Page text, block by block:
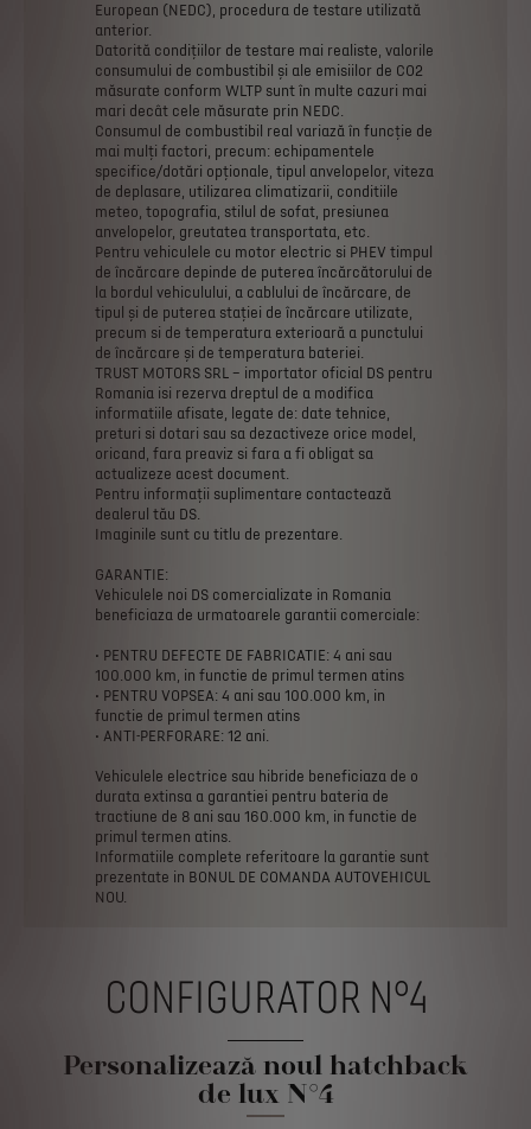
European (NEDC), procedura de testare utilizată
anterior.
Datorită condițiilor de testare mai realiste, valorile
consumului de combustibil și ale emisiilor de CO2
măsurate conform WLTP sunt în multe cazuri mai
mari decât cele măsurate prin NEDC.
Consumul de combustibil real variază în funcție de
mai mulți factori, precum: echipamentele
specifice/dotări opționale, tipul anvelopelor, viteza
de deplasare, utilizarea climatizarii, conditiile
meteo, topografia, stilul de sofat, presiunea
anvelopelor, greutatea transportata, etc.
Pentru vehiculele cu motor electric si PHEV timpul
de încărcare depinde de puterea încărcătorului de
la bordul vehiculului, a cablului de încărcare, de
tipul și de puterea stației de încărcare utilizate,
precum si de temperatura exterioară a punctului
de încărcare și de temperatura bateriei.
TRUST MOTORS SRL – importator oficial DS pentru
Romania isi rezerva dreptul de a modifica
informatiile afisate, legate de: date tehnice,
preturi si dotari sau sa dezactiveze orice model,
oricand, fara preaviz si fara a fi obligat sa
actualizeze acest document.
Pentru informații suplimentare contactează
dealerul tău DS.
Imaginile sunt cu titlu de prezentare.
GARANTIE:
Vehiculele noi DS comercializate in Romania
beneficiaza de urmatoarele garantii comerciale:
• PENTRU DEFECTE DE FABRICATIE: 4 ani sau
100.000 km, in functie de primul termen atins
• PENTRU VOPSEA: 4 ani sau 100.000 km, in
functie de primul termen atins
• ANTI-PERFORARE: 12 ani.
Vehiculele electrice sau hibride beneficiaza de o
durata extinsa a garantiei pentru bateria de
tractiune de 8 ani sau 160.000 km, in functie de
primul termen atins.
Informatiile complete referitoare la garantie sunt
prezentate in BONUL DE COMANDA AUTOVEHICUL
NOU.
CONFIGURATOR N°4
Personalizează noul hatchback
de lux N°4